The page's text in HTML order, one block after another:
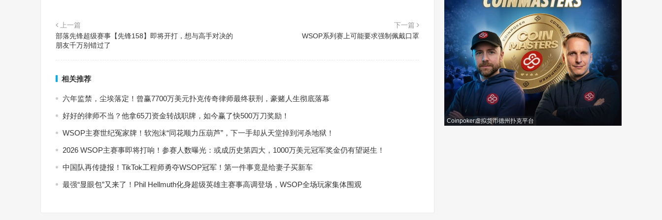
上一篇
部落先锋超级赛事【先锋158】即将开打，想与高手对决的
朋友千万别错过了
下一篇
WSOP系列赛上可能要求强制佩戴口罩
相关推荐
六年监禁，尘埃落定！曾赢7700万美元扑克传奇律师最终获刑，豪赌人生彻底落幕
好好的律师不当？他拿65刀资金转战职牌，如今赢了快500万刀奖励！
WSOP主赛世纪冤家牌！软泡沫“同花顺力压葫芦”，下一手却从天堂掉到河杀地狱！
2026 WSOP主赛事即将打响！参赛人数曝光：或成历史第四大，1000万美元冠军奖金仍有望诞生！
中国队再传捷报！TikTok工程师勇夺WSOP冠军！第一件事竟是给妻子买新车
最强“显眼包”又来了！Phil Hellmuth化身超级英雄主赛事高调登场，WSOP全场玩家集体围观
Coinpoker虚拟货币德州扑克平台